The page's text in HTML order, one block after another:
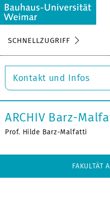
SCHNELLZUGRIFF
Kontakt und Infos
ARCHIV Barz-
Prof. Hilde Barz-Malfatti
FAKULTÄT